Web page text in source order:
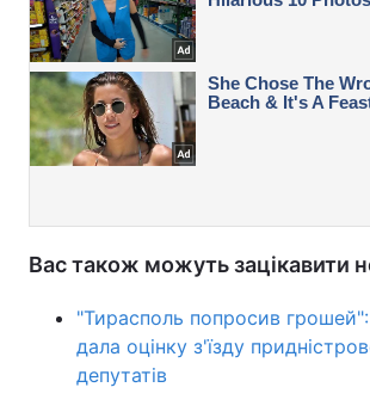
Вас також можуть зацікавити
"Тирасполь попросив
дала оцінку з'їзду
депутатів